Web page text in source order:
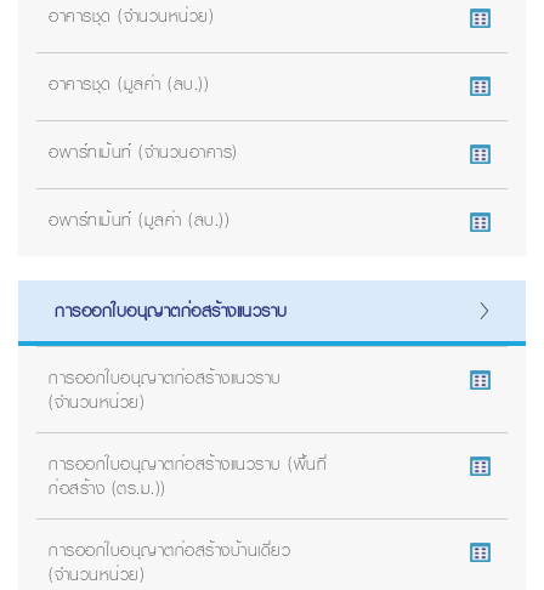
อาคารชุด (จำนวนหน่วย)
อาคารชุด (มูลค่า (ลบ.))
อพาร์ทเม้นท์ (จำนวนอาคาร)
อพาร์ทเม้นท์ (มูลค่า (ลบ.))
การออกใบอนุญาตก่อสร้างแนวราบ
การออกใบอนุญาตก่อสร้างแนวราบ
(จำนวนหน่วย)
การออกใบอนุญาตก่อสร้างแนวราบ (พื้นที่
ก่อสร้าง (ตร.ม.))
การออกใบอนุญาตก่อสร้างบ้านเดี่ยว
(จำนวนหน่วย)